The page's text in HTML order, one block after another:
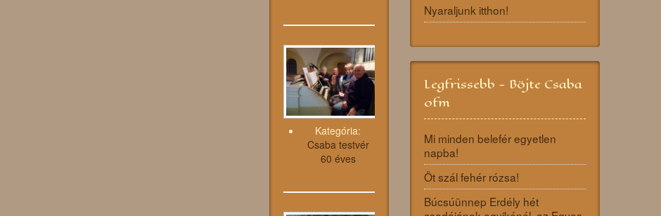
Kategória:
Csaba testvér
60 éves
Nyaraljunk itthon!
Legfrissebb - Böjte Csaba
ofm
Mi minden belefér egyetlen
napba!
Öt szál fehér rózsa!
Búcsúünnep Erdély hét